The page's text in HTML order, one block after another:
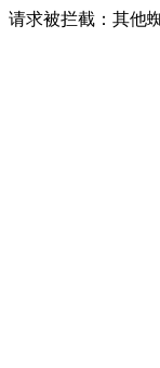
请求被拦截：其他